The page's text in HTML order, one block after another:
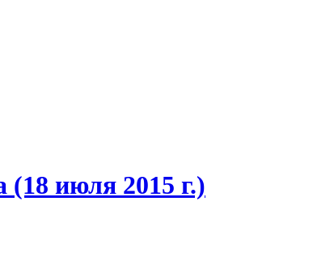
июля 2015 г.)